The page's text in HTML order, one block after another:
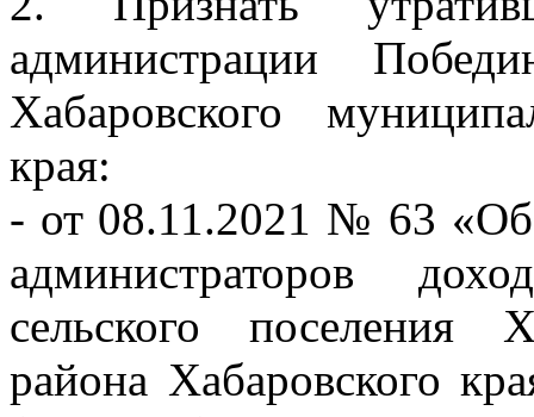
администрации
Хабаровского
края:
- от 08.11.2021 № 63 «Об
администраторов
сельского поселения
района Хабаровского